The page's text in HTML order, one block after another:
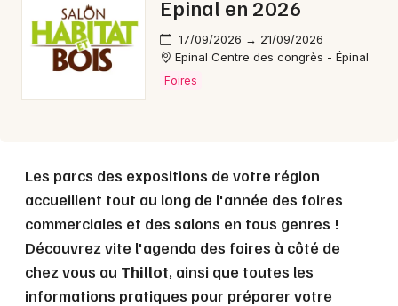
Mon email
Epinal en 2026
17/09/2026 → 21/09/2026
Epinal Centre des congrès - Épinal
Foires
Les parcs des expositions de votre région
accueillent tout au long de l'année des foires
commerciales et des salons en tous genres !
Découvrez vite l'agenda des foires à côté de
chez vous au Thillot, ainsi que toutes les
informations pratiques pour préparer votre